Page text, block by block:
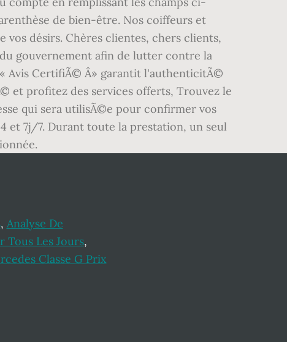
de bien-être. Nos coiffeurs et
désirs. Chères clientes, chers clients,
gouvernement afin de lutter contre la
Avis CertifiÃ© Â» garantit l'authenticitÃ©
et profitez des services offerts, Trouvez le
qui sera utilisÃ©e pour confirmer vos
et 7j/7. Durant toute la prestation, un seul
, Analyse De
Tous Les Jours,
Classe G Prix